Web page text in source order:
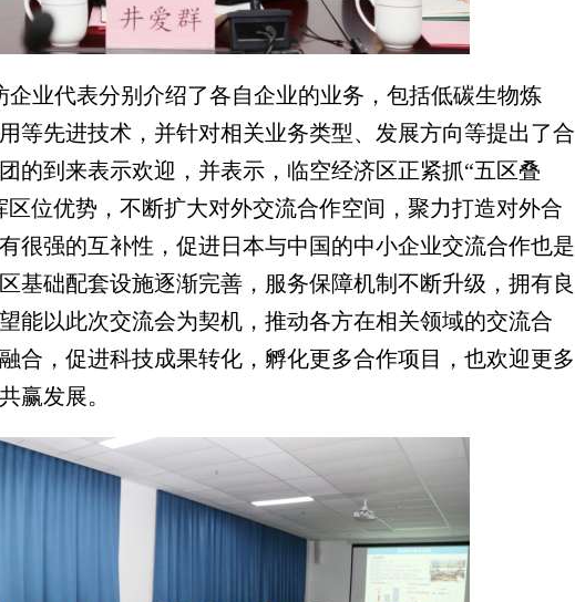
业代表分别介绍了各自企业的业务，包括低碳生物炼
等先进技术，并针对相关业务类型、发展方向等提出了合
的到来表示欢迎，并表示，临空经济区正紧抓“五区叠
区位优势，不断扩大对外交流合作空间，聚力打造对外合
很强的互补性，促进日本与中国的中小企业交流合作也是
基础配套设施逐渐完善，服务保障机制不断升级，拥有良
能以此次交流会为契机，推动各方在相关领域的交流合
合，促进科技成果转化，孵化更多合作项目，也欢迎更多
赢发展。